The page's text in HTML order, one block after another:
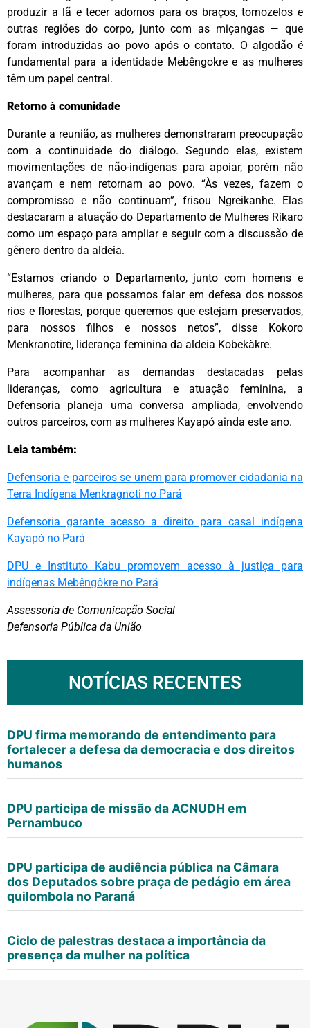
produzir a lã e tecer adornos para os braços, tornozelos e
outras regiões do corpo, junto com as miçangas — que
foram introduzidas ao povo após o contato. O algodão é
fundamental para a identidade Mebêngokre e as mulheres
têm um papel central.
Retorno à comunidade
Durante a reunião, as mulheres demonstraram preocupação
com a continuidade do diálogo. Segundo elas, existem
movimentações de não-indígenas para apoiar, porém não
avançam e nem retornam ao povo. “Às vezes, fazem o
compromisso e não continuam”, frisou Ngreikanhe. Elas
destacaram a atuação do Departamento de Mulheres Rikaro
como um espaço para ampliar e seguir com a discussão de
gênero dentro da aldeia.
“Estamos criando o Departamento, junto com homens e
mulheres, para que possamos falar em defesa dos nossos
rios e florestas, porque queremos que estejam preservados,
para nossos filhos e nossos netos”, disse Kokoro
Menkranotire, liderança feminina da aldeia Kobekàkre.
Para acompanhar as demandas destacadas pelas
lideranças, como agricultura e atuação feminina, a
Defensoria planeja uma conversa ampliada, envolvendo
outros parceiros, com as mulheres Kayapó ainda este ano.
Leia também:
Defensoria e parceiros se unem para promover cidadania na
Terra Indígena Menkragnoti no Pará
Defensoria garante acesso a direito para casal indígena
Kayapó no Pará
DPU e Instituto Kabu promovem acesso à justiça para
indígenas Mebêngôkre no Pará
Assessoria de Comunicação Social
Defensoria Pública da União
NOTÍCIAS RECENTES
DPU firma memorando de entendimento para
fortalecer a defesa da democracia e dos direitos
humanos
DPU participa de missão da ACNUDH em
Pernambuco
DPU participa de audiência pública na Câmara
dos Deputados sobre praça de pedágio em área
quilombola no Paraná
Ciclo de palestras destaca a importância da
presença da mulher na política